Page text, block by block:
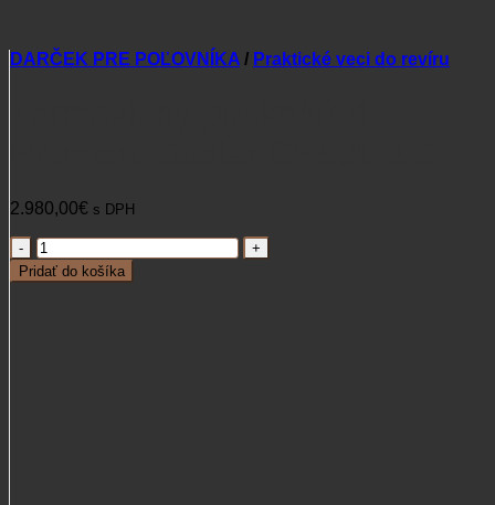
DARČEK PRE POĽOVNÍKA / Praktické veci do revíru
2.980,00€ s DPH
množstvo
Termovízny
puškohľad
Pridať do košíka